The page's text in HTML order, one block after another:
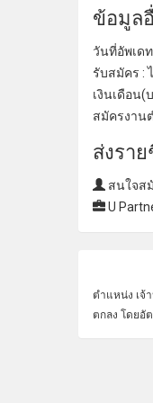
ข้อมูล
วันที่อัพเด
รับสมัคร :
เงินเดือน(
สมัครงาน
ส่งรา
สนใจส
U
ตำแหน่ง เจ้
ตกลง โดยอั